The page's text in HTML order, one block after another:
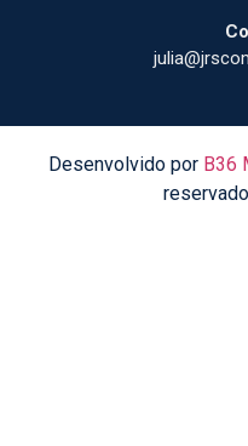
Desenvolvido por B36